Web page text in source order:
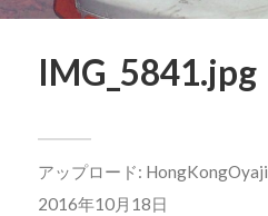
IMG_5841.jpg
アップロード: HongKongOyaji
2016年10月18日